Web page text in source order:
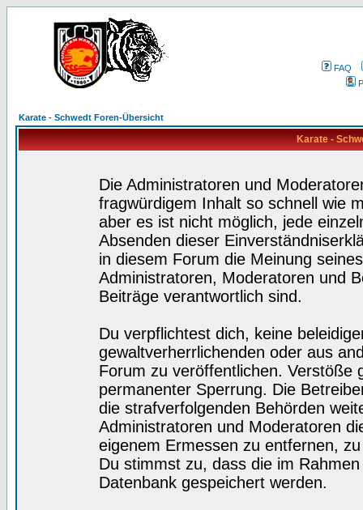
FAQ
Karate - Schwedt Foren-Übersicht
Karate -
Die Administratoren und
fragwürdigem Inhalt so schnell wie
aber es ist nicht möglich, jede
Absenden dieser
in diesem Forum die Meinung
Administratoren, Moderatoren und
Beiträge verantwortlich sind.
Du verpflichtest dich, keine
gewaltverherrlichenden oder aus
Forum zu veröffentlichen. Verstöße
permanenter Sperrung. Die
die strafverfolgenden Behörden
Administratoren und Moderatoren
eigenem Ermessen zu entfernen,
Du stimmst zu, dass die im
Datenbank gespeichert werden.